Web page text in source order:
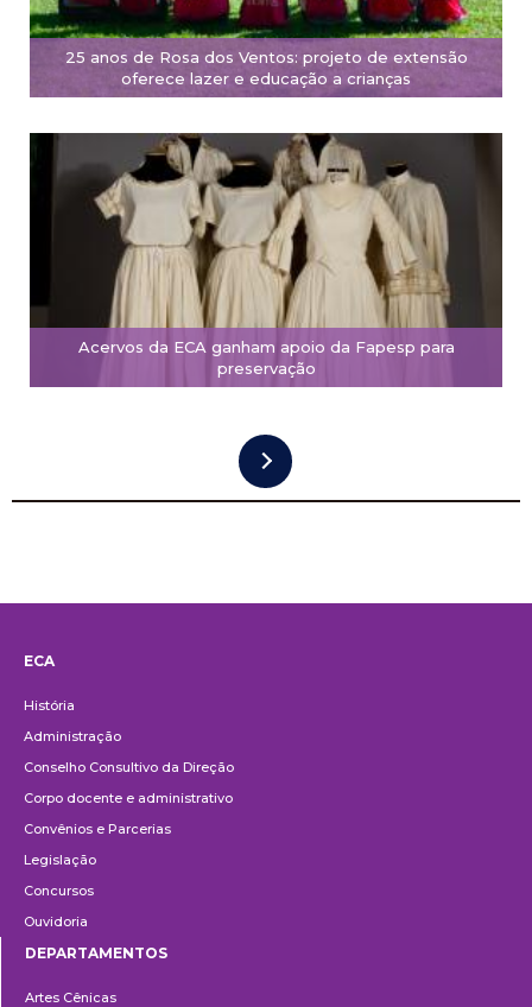
25 anos de Rosa dos Ventos: projeto de extensão
oferece lazer e educação a crianças
Acervos da ECA ganham apoio da Fapesp para
preservação
ECA
História
Administração
Conselho Consultivo da Direção
Corpo docente e administrativo
Convênios e Parcerias
Legislação
Concursos
Ouvidoria
DEPARTAMENTOS
Artes Cênicas